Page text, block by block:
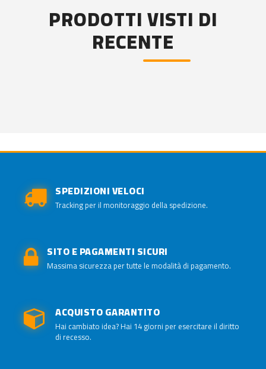
PRODOTTI VISTI DI
RECENTE
SPEDIZIONI VELOCI
Tracking per il monitoraggio della spedizione.
SITO E PAGAMENTI SICURI
Massima sicurezza per tutte le modalità di pagamento.
ACQUISTO GARANTITO
Hai cambiato idea? Hai 14 giorni per esercitare il diritto
di recesso.